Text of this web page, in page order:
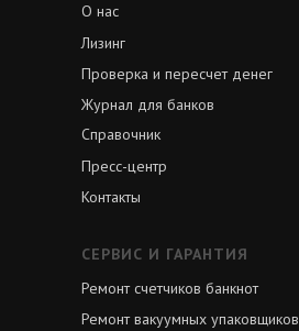
О нас
СЕРВИС И ГАРАНТИЯ
Лизинг
Ремонт счетчиков банкнот
Журнал для банков
Справочник
Пресс-центр
Контакты
Ремонт вакуумных упаковщиков
Проверка и пересчет денег